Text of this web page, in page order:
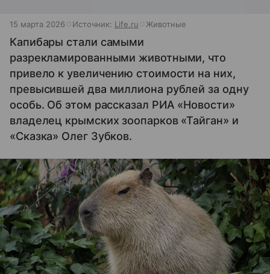
15 марта 2026 Источник: Life.ru Животные
Капибары стали самыми
разрекламированными животными, что
привело к увеличению стоимости на них,
превысившей два миллиона рублей за одну
особь. Об этом рассказал РИА «Новости»
владелец крымских зоопарков «Тайган» и
«Сказка» Олег Зубков.